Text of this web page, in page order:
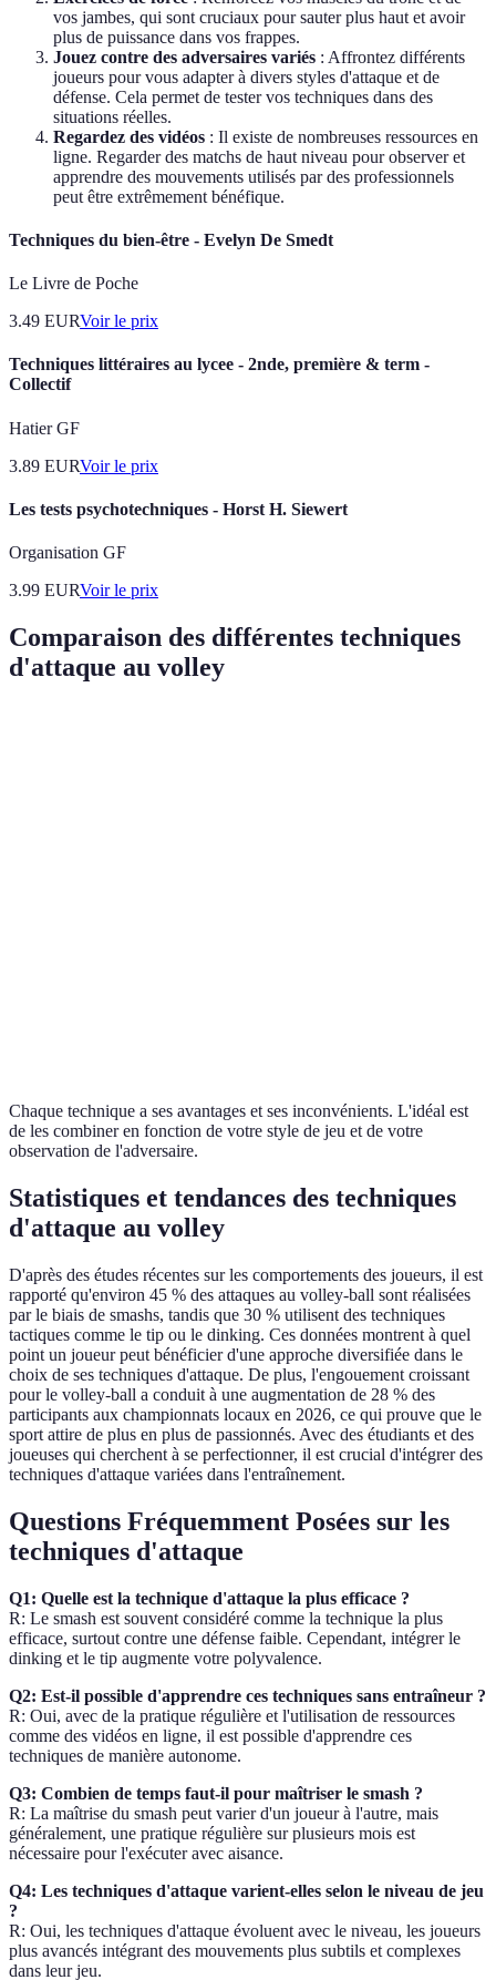
vos jambes, qui sont cruciaux pour sauter plus haut et avoir
plus de puissance dans vos frappes.
Jouez contre des adversaires variés : Affrontez différents
joueurs pour vous adapter à divers styles d'attaque et de
défense. Cela permet de tester vos techniques dans des
situations réelles.
Regardez des vidéos : Il existe de nombreuses ressources en
ligne. Regarder des matchs de haut niveau pour observer et
apprendre des mouvements utilisés par des professionnels
peut être extrêmement bénéfique.
Techniques du bien-être - Evelyn De Smedt
Le Livre de Poche
3.49 EURVoir le prix
Techniques littéraires au lycee - 2nde, première & term -
Collectif
Hatier GF
3.89 EURVoir le prix
Les tests psychotechniques - Horst H. Siewert
Organisation GF
3.99 EURVoir le prix
Comparaison des différentes techniques
d'attaque au volley
Chaque technique a ses avantages et ses inconvénients. L'idéal est
de les combiner en fonction de votre style de jeu et de votre
observation de l'adversaire.
Statistiques et tendances des techniques
d'attaque au volley
D'après des études récentes sur les comportements des joueurs, il est
rapporté qu'environ 45 % des attaques au volley-ball sont réalisées
par le biais de smashs, tandis que 30 % utilisent des techniques
tactiques comme le tip ou le dinking. Ces données montrent à quel
point un joueur peut bénéficier d'une approche diversifiée dans le
choix de ses techniques d'attaque. De plus, l'engouement croissant
pour le volley-ball a conduit à une augmentation de 28 % des
participants aux championnats locaux en 2026, ce qui prouve que le
sport attire de plus en plus de passionnés. Avec des étudiants et des
joueuses qui cherchent à se perfectionner, il est crucial d'intégrer des
techniques d'attaque variées dans l'entraînement.
Questions Fréquemment Posées sur les
techniques d'attaque
Q1: Quelle est la technique d'attaque la plus efficace ?
R: Le smash est souvent considéré comme la technique la plus
efficace, surtout contre une défense faible. Cependant, intégrer le
dinking et le tip augmente votre polyvalence.
Q2: Est-il possible d'apprendre ces techniques sans entraîneur ?
R: Oui, avec de la pratique régulière et l'utilisation de ressources
comme des vidéos en ligne, il est possible d'apprendre ces
techniques de manière autonome.
Q3: Combien de temps faut-il pour maîtriser le smash ?
R: La maîtrise du smash peut varier d'un joueur à l'autre, mais
généralement, une pratique régulière sur plusieurs mois est
nécessaire pour l'exécuter avec aisance.
Q4: Les techniques d'attaque varient-elles selon le niveau de jeu
?
R: Oui, les techniques d'attaque évoluent avec le niveau, les joueurs
plus avancés intégrant des mouvements plus subtils et complexes
dans leur jeu.